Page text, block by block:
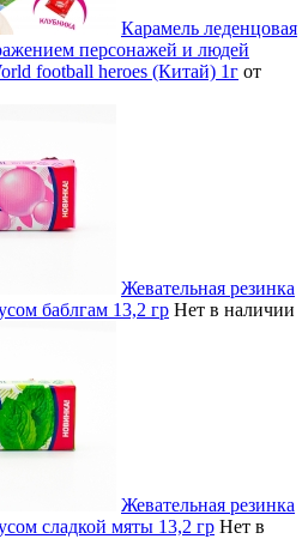
Карамель леденцовая
персонажей и людей
football heroes (Китай) 1г от
Жевательная резинка
баблгам 13,2 гр Нет в наличии
Жевательная резинка
сладкой мяты 13,2 гр Нет в